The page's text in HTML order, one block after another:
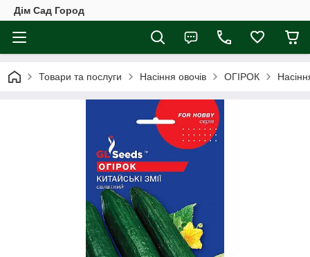
Дім Сад Город
Товари та послуги Насіння овочів ОГІРОК